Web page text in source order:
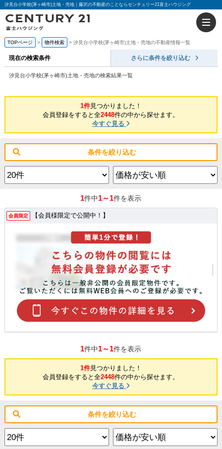
汐見台小学校(茅ヶ崎市)土地・売地｜藤沢の不動産のことならセンチュリー21富士ハウジング
TOPページ 物件検索 汐見台小学校(茅ヶ崎市)土地・売地の不動産情報一覧
現在の検索条件 さらに条件を絞り込む
汐見台小学校(茅ヶ崎市)土地・売地の検索結果一覧
1件見つかりました！
会員登録をすると全2448件の中から探せます。
今すぐ見る
条件を絞り込む
1件中1～1件を表示
会員限定 【会員様限定で公開中！】
1件中1～1件を表示
1件見つかりました！
会員登録をすると全2448件の中から探せます。
今すぐ見る
条件を絞り込む